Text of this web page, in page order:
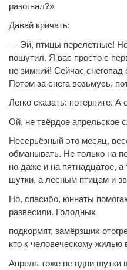
разогнал?»
Давай кричать:
— Эй, птицы перелётные!
пошутил. Я вас просто с
не зимний! Сейчас
Потом за снега возьмусь,
Легко сказать: потерпите. А
Ой, не твёрдое апрельское
Несерьёзный это месяц,
обманывать. Не только на
но даже и на пятнадцатое,
шутки, а лесным птицам и
Но, спасибо, юннаты
развесили. Голодных
подкормят, замёрзших
кто к человеческому жилью
Апрель тоже не одни шутки